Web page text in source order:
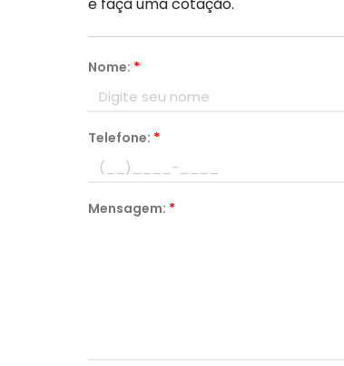
Nome: *
Telefone: *
Mensagem: *